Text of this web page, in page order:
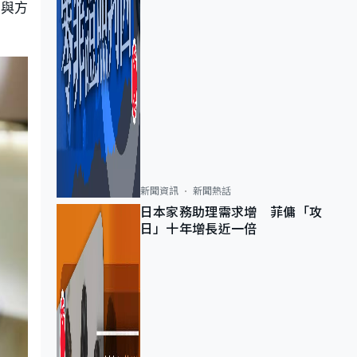
方
新聞資訊 新聞熱話
日本家務助理需求增 菲傭「攻
日」十年增長近一倍